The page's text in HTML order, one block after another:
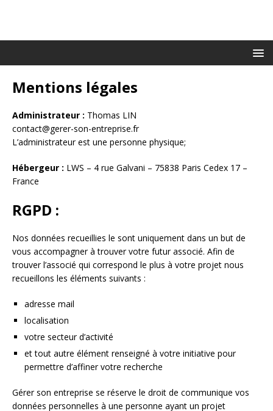
Mentions légales
Administrateur : Thomas LIN
contact@gerer-son-entreprise.fr
L’administrateur est une personne physique;
Hébergeur : LWS – 4 rue Galvani – 75838 Paris Cedex 17 –
France
RGPD :
Nos données recueillies le sont uniquement dans un but de
vous accompagner à trouver votre futur associé. Afin de
trouver l’associé qui correspond le plus à votre projet nous
recueillons les éléments suivants :
adresse mail
localisation
votre secteur d’activité
et tout autre élément renseigné à votre initiative pour
permettre d’affiner votre recherche
Gérer son entreprise se réserve le droit de communique vos
données personnelles à une personne ayant un projet